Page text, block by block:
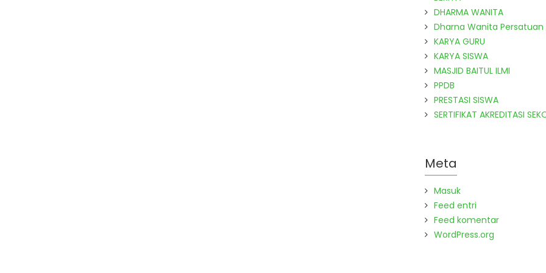
DHARMA WANITA
Dharna Wanita Persatuan
KARYA GURU
KARYA SISWA
MASJID BAITUL ILMI
PPDB
PRESTASI SISWA
SERTIFIKAT AKREDITASI
Meta
Masuk
Feed entri
Feed komentar
WordPress.org